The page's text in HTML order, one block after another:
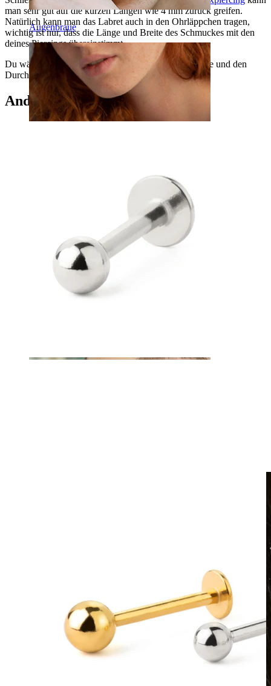
Augenbraue
man sehr gut auf die kurzen Längen wie 4 mm zurück greifen.
Natürlich kann man das Labret auch in den Ohrläppchen tragen,
wichtig ist nur, dass die Länge und Breite des Schmuckes mit den
deines Piercings übereinstimmt.
Du wählst selbst die Länge des Stabes sowie die Farbe und den
Durchmesser der Frontplatte.
Andere haben ebenfalls gekauft